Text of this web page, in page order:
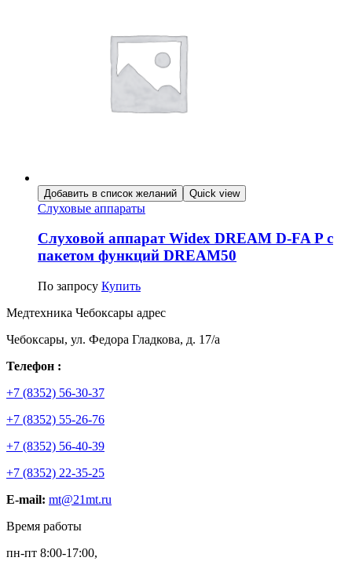
Добавить в список желаний Quick view
Слуховые аппараты
Слуховой аппарат Widex DREAM D-FA P c
пакетом функций DREAM50
По запросу Купить
Медтехника Чебоксары адрес
Чебоксары, ул. Федора Гладкова, д. 17/а
Телефон :
+7 (8352) 56-30-37
+7 (8352) 55-26-76
+7 (8352) 56-40-39
+7 (8352) 22-35-25
E-mail: mt@21mt.ru
Время работы
пн-пт 8:00-17:00,